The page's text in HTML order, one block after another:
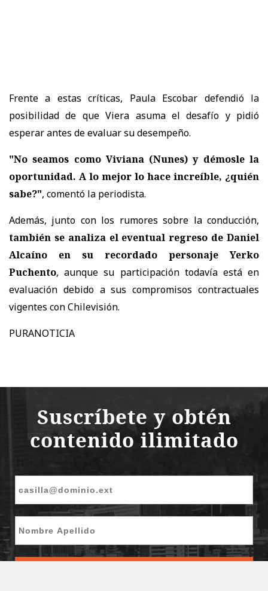
Frente a estas críticas, Paula Escobar defendió la
posibilidad de que Viera asuma el desafío y pidió
esperar antes de evaluar su desempeño.
"No seamos como Viviana (Nunes) y démosle la
oportunidad. A lo mejor lo hace increíble, ¿quién
sabe?", comentó la periodista.
Además, junto con los rumores sobre la conducción,
también se analiza el eventual regreso de Daniel
Alcaíno en su recordado personaje Yerko
Puchento, aunque su participación todavía está en
evaluación debido a sus compromisos contractuales
vigentes con Chilevisión.
PURANOTICIA